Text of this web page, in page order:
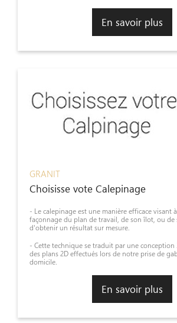
En savoir plus
GRANIT
Choisisse vote Calepinage
- Le calepinage est une manière efficace visant
façonnage du plan de travail, de son îlot, ou de
d'obtenir un résultat sur mesure.
- Cette technique se traduit par une conception
des plans 2D effectués lors de notre prise de
domicile.
En savoir plus